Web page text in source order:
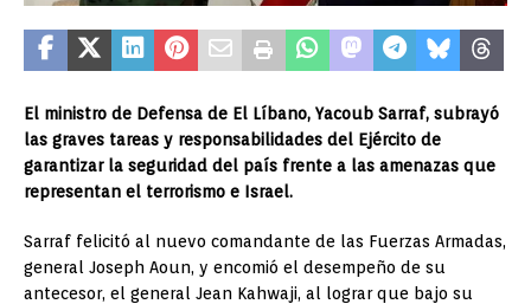
El ministro de Defensa de El Líbano, Yacoub Sarraf, subrayó
las graves tareas y responsabilidades del Ejército de
garantizar la seguridad del país frente a las amenazas que
representan el terrorismo e Israel.
Sarraf felicitó al nuevo comandante de las Fuerzas Armadas,
general Joseph Aoun, y encomió el desempeño de su
antecesor, el general Jean Kahwaji, al lograr que bajo su